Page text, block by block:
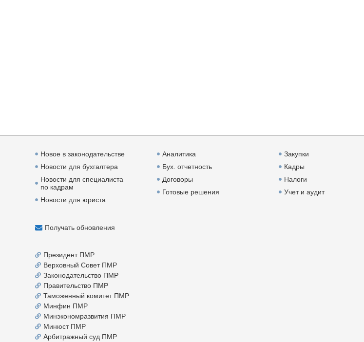
Новое в законодательстве
Новости для бухгалтера
Новости для специалиста
по кадрам
Новости для юриста
Получать обновления
Президент ПМР
Верховный Совет ПМР
Законодательство ПМР
Правительство ПМР
Таможенный комитет ПМР
Минфин ПМР
Минэкономразвития ПМР
Минюст ПМР
Арбитражный суд ПМР
Аналитика
Бух. отчетность
Договоры
Готовые решения
Закупки
Кадры
Налоги
Учет и аудит